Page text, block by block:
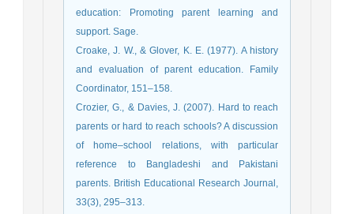
education: Promoting parent learning and
support. Sage.
Croake, J. W., & Glover, K. E. (1977). A history
and evaluation of parent education. Family
Coordinator, 151–158.
Crozier, G., & Davies, J. (2007). Hard to reach
parents or hard to reach schools? A discussion
of home–school relations, with particular
reference to Bangladeshi and Pakistani
parents. British Educational Research Journal,
33(3), 295–313.